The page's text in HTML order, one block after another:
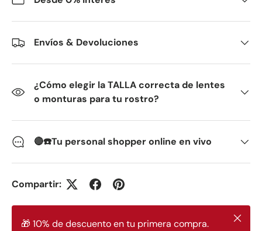
Envíos & Devoluciones
¿Cómo elegir la TALLA correcta de lentes
o monturas para tu rostro?
🔴☎️Tu personal shopper online en vivo
Compartir:
🎁 10% de descuento en tu primera compra.
Cerrar